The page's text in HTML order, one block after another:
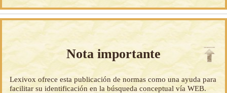
Nota importante
Lexivox ofrece esta publicación de normas como una ayuda para
facilitar su identificación en la búsqueda conceptual vía WEB.